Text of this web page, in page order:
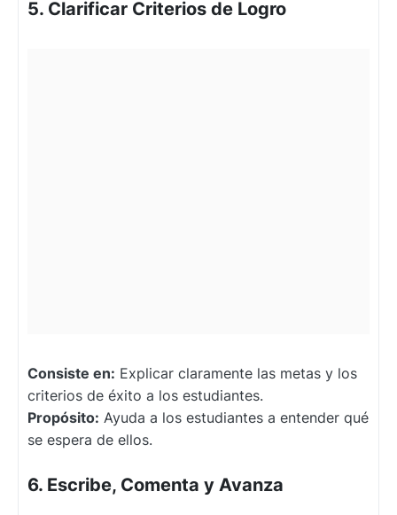
5. Clarificar Criterios de Logro
Consiste en: Explicar claramente las metas y los
criterios de éxito a los estudiantes.
Propósito: Ayuda a los estudiantes a entender qué
se espera de ellos.
6. Escribe, Comenta y Avanza